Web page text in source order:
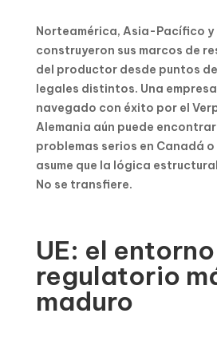
Norteamérica, Asia-Pacífico y
construyeron sus marcos de
del productor desde puntos
legales distintos. Una
navegado con éxito por el
Alemania aún puede
problemas serios en Canadá o
asume que la lógica
No se transfiere.
UE: el entorno
regulatorio
maduro